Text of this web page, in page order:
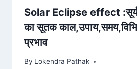
Solar Eclipse effect
का सूतक
प्रभाव
By Lokendra Pathak